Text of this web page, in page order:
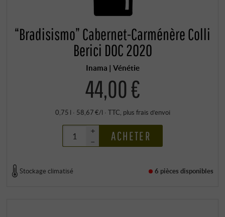
“Bradisismo” Cabernet-Carménère Colli
Berici DOC 2020
Inama | Vénétie
44,00 €
0,75 l · 58,67 €/l · TTC, plus frais d’envoi
+
–
ACHETER
Stockage climatisé 6 pièces disponibles